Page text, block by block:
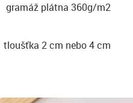
gramáž plátna 360g/m2
tloušťka 2 cm nebo 4 cm